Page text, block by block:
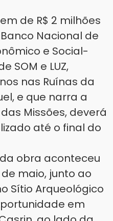
de R$ 2 milhões
Nacional de
e Social-
SOM e LUZ,
nas Ruínas da
e que narra a
Missões, deverá
até o final do
obra aconteceu
maio, junto ao
Sítio Arqueológico
em